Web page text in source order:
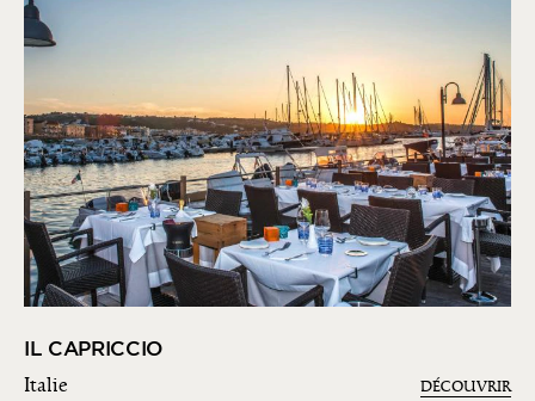
IL CAPRICCIO
Italie DÉCOUVRIR